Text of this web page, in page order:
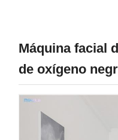
Máquina facial
de oxígeno